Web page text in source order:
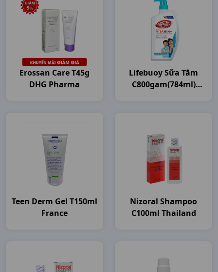
Erossan Care T45g
DHG Pharma
Lifebuoy Sữa Tắm
C800gam(784ml)
Teen Derm Gel T150ml
France
Nizoral Shampoo
C100ml Thailand